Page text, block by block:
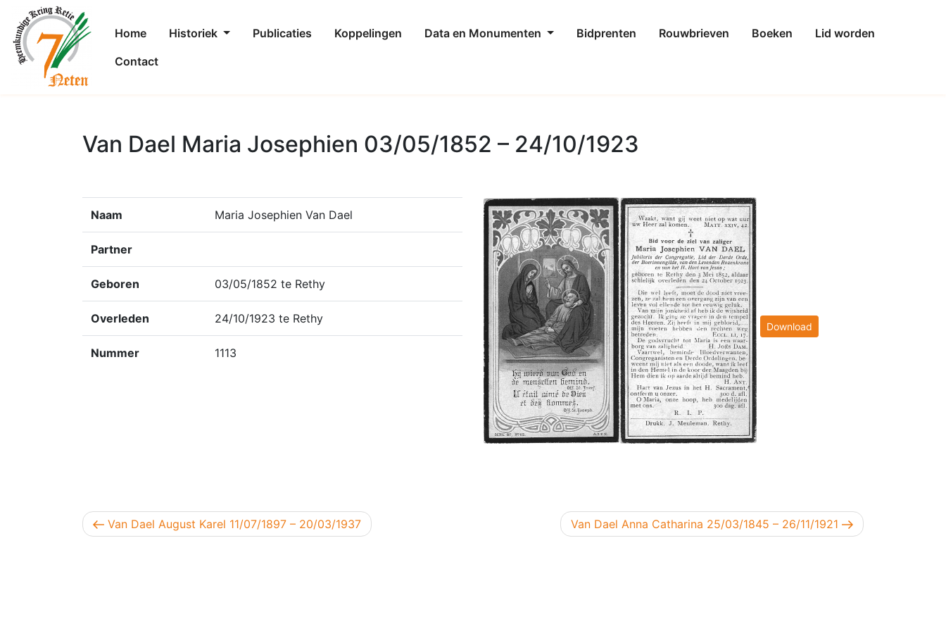
Home Historiek Publicaties Koppelingen Data en Monumenten Bidprenten Rouwbrieven Boeken
Lid worden
Contact
Van Dael Maria Josephien 03/05/1852 – 24/10/1923
Naam Maria Josephien Van Dael
Partner
Geboren 03/05/1852 te Rethy
Overleden 24/10/1923 te Rethy
Nummer 1113
Download
Berichtnavigatie
Vorig bericht
Van Dael August Karel 11/07/1897 – 20/03/1937 Volgend bericht
Van Dael Anna Catharina 25/03/1845 – 26/11/1921